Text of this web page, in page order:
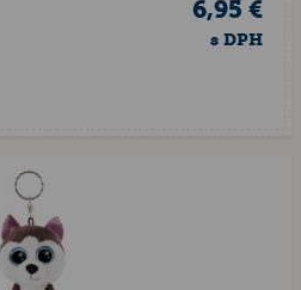
6,95 €
s DPH